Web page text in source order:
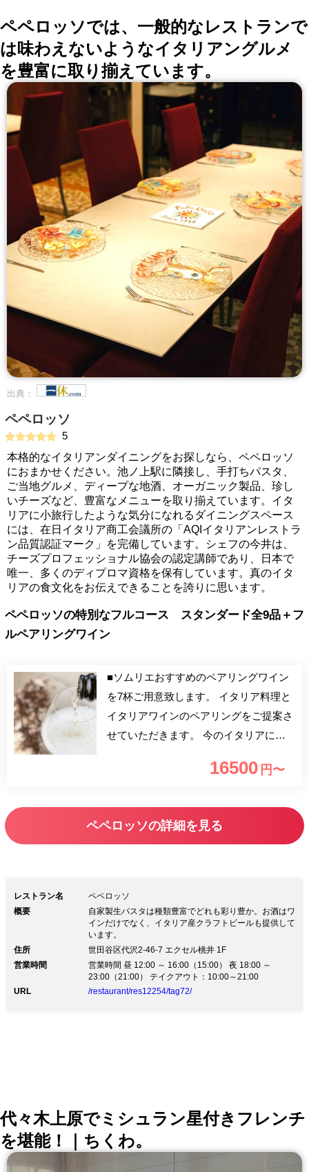
ペペロッソでは、一般的なレストランで
は味わえないようなイタリアングルメ
を豊富に取り揃えています。
出典：
ペペロッソ
5
本格的なイタリアンダイニングをお探しなら、ペペロッソ
におまかせください。池ノ上駅に隣接し、手打ちパスタ、
ご当地グルメ、ディープな地酒、オーガニック製品、珍し
いチーズなど、豊富なメニューを取り揃えています。イタ
リアに小旅行したような気分になれるダイニングスペース
には、在日イタリア商工会議所の「AQIイタリアンレストラ
ン品質認証マーク」を完備しています。シェフの今井は、
チーズプロフェッショナル協会の認定講師であり、日本で
唯一、多くのディプロマ資格を保有しています。真のイタ
リアの食文化をお伝えできることを誇りに思います。
ペペロッソの特別なフルコース スタンダード全9品＋フ
ルペアリングワイン
■ソムリエおすすめのペアリングワイン
を7杯ご用意致します。 イタリア料理と
イタリアワインのペアリングをご提案さ
せていただきます。 今のイタリアに照
旬の食材をメインに組み上げられたペペ
るサグラやフェスタと言ったお祭り料理
に知恵や工夫を凝らしたマンマの味を総
じて【イタリア郷土料理】と解釈し、ご
提供させていただいております。
16500 円〜
ペペロッソの詳細を見る
レストラン名
ペペロッソ
概要
自家製生パスタは種類豊富でどれも彩り豊か。お酒はワ
インだけでなく、イタリア産クラフトビールも提供して
います。
住所
世田谷区代沢2-46-7 エクセル桃井 1F
営業時間
営業時間 昼 12:00 ～ 16:00（15:00） 夜 18:00 ～
23:00（21:00） テイクアウト：10:00～21:00
URL
/restaurant/res12254/tag72/
代々木上原でミシュラン星付きフレンチ
を堪能！｜ちくわ。